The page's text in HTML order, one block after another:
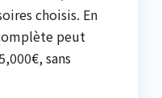
choisis. En
peut
sans